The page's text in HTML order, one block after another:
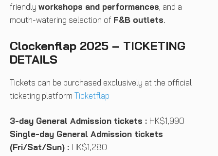
friendly workshops and performances, and a
mouth-watering selection of F&B outlets.
Clockenflap 2025 – TICKETING
DETAILS
Tickets can be purchased exclusively at the official
ticketing platform Ticketflap
3-day General Admission tickets : HK$1,990
Single-day General Admission tickets
(Fri/Sat/Sun) : HK$1,280